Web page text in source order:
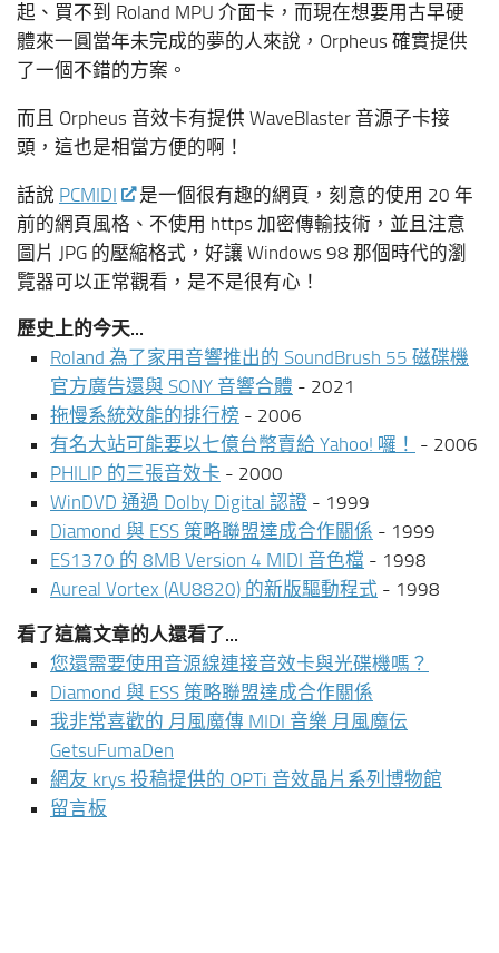
起、買不到 Roland MPU 介面卡，而現在想要用古早硬
體來一圓當年未完成的夢的人來說，Orpheus 確實提供
了一個不錯的方案。
而且 Orpheus 音效卡有提供 WaveBlaster 音源子卡接
頭，這也是相當方便的啊！
話說 PCMIDI
是一個很有趣的網頁，刻意的使用 20 年
前的網頁風格、不使用 https 加密傳輸技術，並且注意
圖片 JPG 的壓縮格式，好讓 Windows 98 那個時代的瀏
覽器可以正常觀看，是不是很有心！
歷史上的今天...
Roland 為了家用音響推出的 SoundBrush 55 磁碟機
官方廣告還與 SONY 音響合體 - 2021
拖慢系統效能的排行榜 - 2006
有名大站可能要以七億台幣賣給 Yahoo! 囉！ - 2006
PHILIP 的三張音效卡 - 2000
WinDVD 通過 Dolby Digital 認證 - 1999
Diamond 與 ESS 策略聯盟達成合作關係 - 1999
ES1370 的 8MB Version 4 MIDI 音色檔 - 1998
Aureal Vortex (AU8820) 的新版驅動程式 - 1998
看了這篇文章的人還看了...
您還需要使用音源線連接音效卡與光碟機嗎？
Diamond 與 ESS 策略聯盟達成合作關係
我非常喜歡的 月風魔傳 MIDI 音樂 月風魔伝
GetsuFumaDen
網友 krys 投稿提供的 OPTi 音效晶片系列博物館
留言板